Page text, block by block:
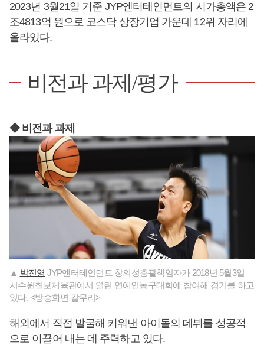
2023년 3월21일 기준 JYP엔터테인먼트의 시가총액은 2
조4813억 원으로 코스닥 상장기업 가운데 12위 자리에
올라있다.
비전과 과제/평가
◆ 비전과 과제
▲ 박진영 JYP엔터테인먼트 창의성총괄책임자가 2018년 5월3일
서수원칠보체육관에서 열린 연예인농구대회에 참여해 경기를 하고
있다. <방송화면 갈무리>
해외에서 직접 발굴해 키워낸 아이돌의 데뷔를 성공적
으로 이끌어 내는 데 주력하고 있다.